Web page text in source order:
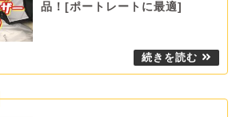
品！[ポートレートに最適]